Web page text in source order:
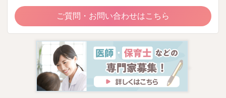
ご質問・お問い合わせはこちら